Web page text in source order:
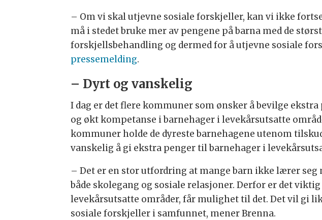
– Om vi skal utjevne sosiale forskjeller, kan vi ikke
må i stedet bruke mer av pengene på barna med de
forskjellsbehandling og dermed for å utjevne sosiale
pressemelding.
– Dyrt og vanskelig
I dag er det flere kommuner som ønsker å bevilge
og økt kompetanse i barnehager i levekårsutsatte
kommuner holde de dyreste barnehagene utenom
vanskelig å gi ekstra penger til barnehager i
– Det er en stor utfordring at mange barn ikke lærer
både skolegang og sosiale relasjoner. Derfor er det
levekårsutsatte områder, får mulighet til det. Det vil gi
sosiale forskjeller i samfunnet, mener Brenna.